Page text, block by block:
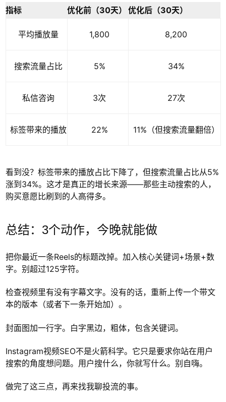
指标 优化前（30天） 优化后（30天）
平均播放量 1,800 8,200
搜索流量占比 5% 34%
私信咨询 3次 27次
标签带来的播放 22% 11%（但搜索流量翻倍）
看到没？标签带来的播放占比下降了，但搜索流量占比从5%
涨到34%。这才是真正的增长来源——那些主动搜索的人，
购买意愿比刷到的人高得多。
总结：3个动作，今晚就能做
把你最近一条Reels的标题改掉。加入核心关键词+场景+数
字。别超过125字符。
检查视频里有没有字幕文字。没有的话，重新上传一个带文
本的版本（或者下一条开始加）。
封面图加一行字。白字黑边，粗体，包含关键词。
Instagram视频SEO不是火箭科学。它只是要求你站在用户
搜索的角度想问题。用户搜什么，你就写什么。别自嗨。
做完了这三点，再来找我聊投流的事。